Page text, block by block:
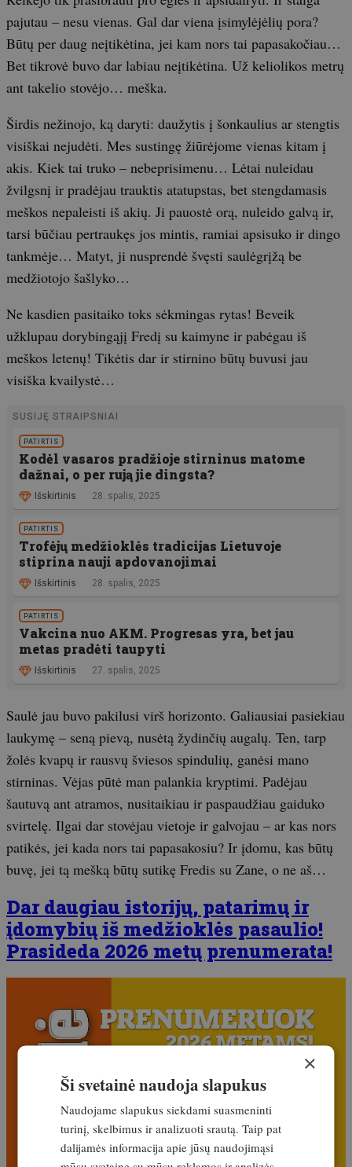
pajutau – nesu vienas. Gal dar viena įsimylėjėlių pora?
Būtų per daug neįtikėtina, jei kam nors tai papasakočiau…
Bet tikrovė buvo dar labiau neįtikėtina. Už keliolikos metrų
ant takelio stovėjo… meška.
Širdis nežinojo, ką daryti: daužytis į šonkaulius ar stengtis
visiškai nejudėti. Mes sustingę žiūrėjome vienas kitam į
akis. Kiek tai truko – nebeprisimenu… Lėtai nuleidau
žvilgsnį ir pradėjau trauktis atatupstas, bet stengdamasis
meškos nepaleisti iš akių. Ji pauostė orą, nuleido galvą ir,
tarsi būčiau pertraukęs jos mintis, ramiai apsisuko ir dingo
tankmėje… Matyt, ji nusprendė švęsti saulėgrįžą be
medžiotojo šašlyko…
Ne kasdien pasitaiko toks sėkmingas rytas! Beveik
užklupau dorybingąjį Fredį su kaimyne ir pabėgau iš
meškos letenų! Tikėtis dar ir stirnino būtų buvusi jau
visiška kvailystė…
SUSIJĘ STRAIPSNIAI
PATIRTIS
Kodėl vasaros pradžioje stirninus matome
dažnai, o per rują jie dingsta?
Išskirtinis 28. spalis, 2025
PATIRTIS
Trofėjų medžioklės tradicijas Lietuvoje
stiprina nauji apdovanojimai
Išskirtinis 28. spalis, 2025
PATIRTIS
Vakcina nuo AKM. Progresas yra, bet jau
metas pradėti taupyti
Išskirtinis 27. spalis, 2025
Saulė jau buvo pakilusi virš horizonto. Galiausiai pasiekiau
laukymę – seną pievą, nusėtą žydinčių augalų. Ten, tarp
žolės kvapų ir rausvų šviesos spindulių, ganėsi mano
stirninas. Vėjas pūtė man palankia kryptimi. Padėjau
šautuvą ant atramos, nusitaikiau ir paspaudžiau gaiduko
svirtelę. Ilgai dar stovėjau vietoje ir galvojau – ar kas nors
patikės, jei kada nors tai papasakosiu? Ir įdomu, kas būtų
buvę, jei tą mešką būtų sutikę Fredis su Zane, o ne aš…
Dar daugiau istorijų, patarimų ir
įdomybių iš medžioklės pasaulio!
Prasideda 2026 metų prenumerata!
×
Ši svetainė naudoja slapukus
Naudojame slapukus siekdami suasmeninti
turinį, skelbimus ir analizuoti srautą. Taip pat
dalijamės informacija apie jūsų naudojimąsi